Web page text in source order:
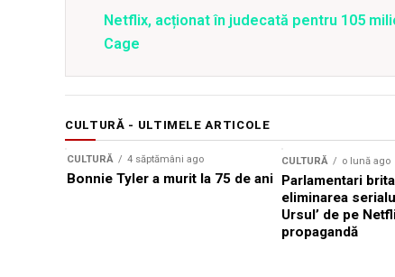
Netflix, acționat în judecată pentru 105
Cage
CULTURĂ - ULTIMELE ARTICOLE
CULTURĂ 4 săptămâni ago
Bonnie Tyler a murit la 75 de ani
CULTURĂ o lună ago
Parlamentari
eliminarea
Ursul’ de pe
propagandă